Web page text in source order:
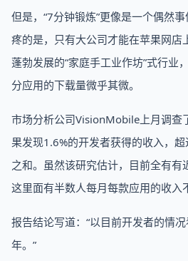
但是，“7分钟锻炼”更像是一个偶然
疼的是，只有大公司才能在苹果网店
蓬勃发展的“家庭手工业作坊”式行业
分应用的下载量微乎其微。
市场分析公司VisionMobile上月调查
果发现1.6%的开发者获得的收入，
之和。虽然该研究估计，目前全有有
这里面有半数人每月每款应用的收入
报告结论写道：“以目前开发者的情
年。”